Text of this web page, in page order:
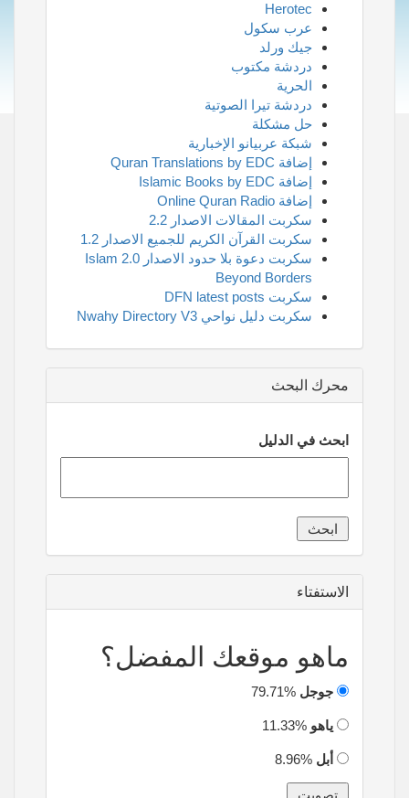
Herotec
عرب سكول
جيك ورلد
دردشة مكتوب
الحرية
دردشة تيرا الصوتية
حل مشكلة
شبكة عربيانو الإخبارية
إضافة Quran Translations by EDC
إضافة Islamic Books by EDC
إضافة Online Quran Radio
سكربت المقالات الاصدار 2.2
سكربت القرآن الكريم للجميع الاصدار 1.2
سكربت دعوة بلا حدود الاصدار 2.0 Islam
Beyond Borders
سكربت DFN latest posts
سكربت دليل نواحي Nwahy Directory V3
محرك البحث
ابحث في الدليل
الاستفتاء
ماهو موقعك المفضل؟
جوجل
ياهو
أبل